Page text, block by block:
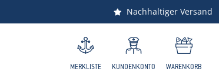
Nachhaltiger Versand
MERKLISTE KUNDENKONTO WARENKORB